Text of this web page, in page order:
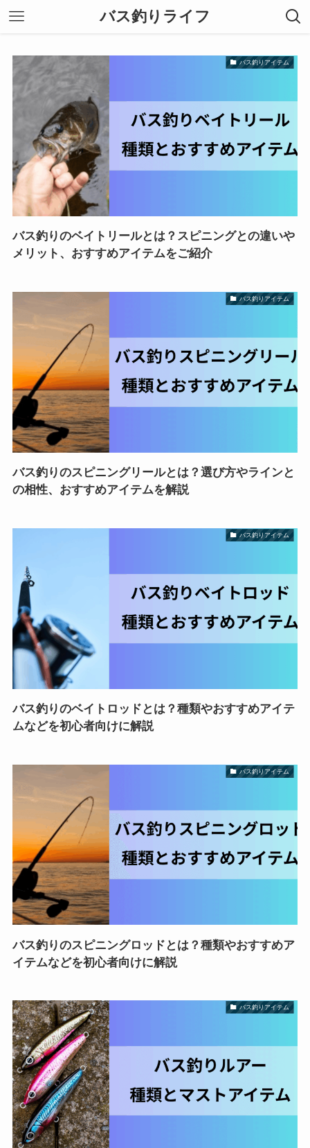
バス釣りライフ
バス釣りアイテム
バス釣りのベイトリールとは？スピニングとの違いや
メリット、おすすめアイテムをご紹介
バス釣りアイテム
バス釣りのスピニングリールとは？選び方やラインと
の相性、おすすめアイテムを解説
バス釣りアイテム
バス釣りのベイトロッドとは？種類やおすすめアイテ
ムなどを初心者向けに解説
バス釣りアイテム
バス釣りのスピニングロッドとは？種類やおすすめア
イテムなどを初心者向けに解説
バス釣りアイテム